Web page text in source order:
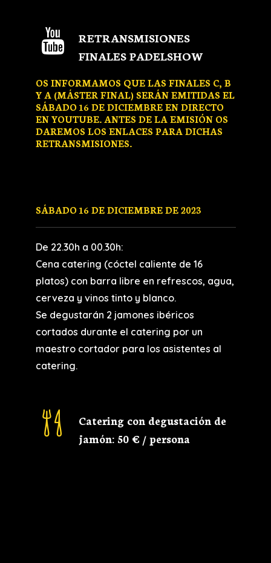
RETRANSMISIONES
FINALES PADELSHOW
OS INFORMAMOS QUE LAS FINALES C, B
Y A (MÁSTER FINAL) SERÁN EMITIDAS EL
SÁBADO 16 DE DICIEMBRE EN DIRECTO
EN YOUTUBE. ANTES DE LA EMISIÓN OS
DAREMOS LOS ENLACES PARA DICHAS
RETRANSMISIONES.
SÁBADO 16 DE DICIEMBRE DE 2023
De 22.30h a 00.30h:
Cena catering (cóctel caliente de 16
platos) con barra libre en refrescos, agua,
cerveza y vinos tinto y blanco.
Se degustarán 2 jamones ibéricos
cortados durante el catering por un
maestro cortador para los asistentes al
catering.
Catering con degustación de
jamón: 50 € / persona